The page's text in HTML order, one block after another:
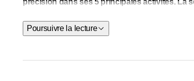
Produits, services et activités:
Poursuivre la lecture